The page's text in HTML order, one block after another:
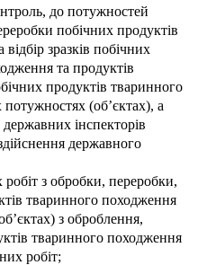
до потужностей
побічних продуктів
зразків побічних
та продуктів
продуктів тваринного
(об’єктах), а
інспекторів
державного
з обробки, переробки,
тваринного походження
з оброблення,
тваринного походження
робіт;